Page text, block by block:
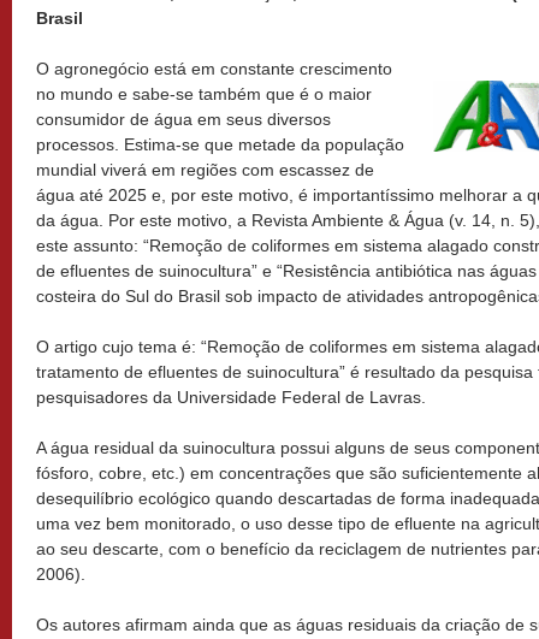
Brasil
O agronegócio está em constante crescimento
no mundo e sabe-se também que é o maior
consumidor de água em seus diversos
processos. Estima-se que metade da população
mundial viverá em regiões com escassez de
água até 2025 e, por este motivo, é importantíssimo melhorar a
da água. Por este motivo, a Revista Ambiente & Água (v. 14, n.
este assunto: “Remoção de coliformes em sistema alagado
de efluentes de suinocultura” e “Resistência antibiótica nas
costeira do Sul do Brasil sob impacto de atividades
O artigo cujo tema é: “Remoção de coliformes em sistema
tratamento de efluentes de suinocultura” é resultado da
pesquisadores da Universidade Federal de Lavras.
A água residual da suinocultura possui alguns de seus
fósforo, cobre, etc.) em concentrações que são suficientemente
desequilíbrio ecológico quando descartadas de forma
uma vez bem monitorado, o uso desse tipo de efluente na
ao seu descarte, com o benefício da reciclagem de nutrientes
2006).
Os autores afirmam ainda que as águas residuais da criação de